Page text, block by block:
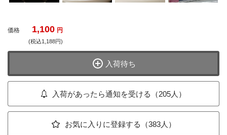
価格 1,100 円
(税込1,188円)
入荷待ち
入荷があったら通知を受ける（205人）
お気に入りに登録する（383人）